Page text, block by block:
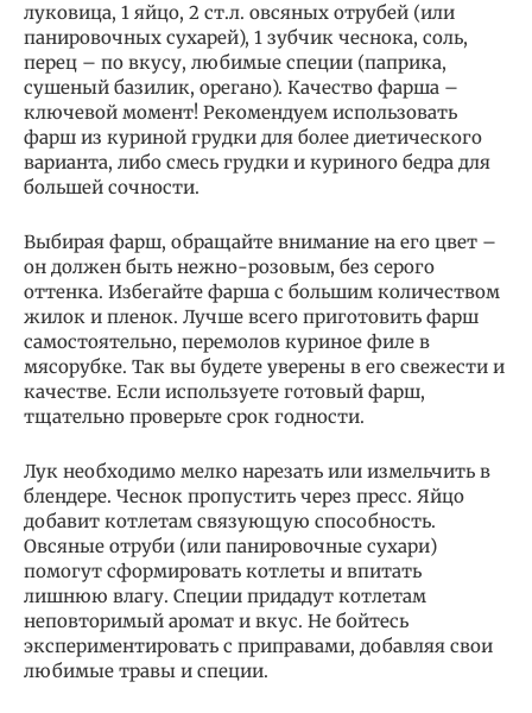
луковица, 1 яйцо, 2 ст.л. овсяных отрубей (или
панировочных сухарей), 1 зубчик чеснока, соль,
перец – по вкусу, любимые специи (паприка,
сушеный базилик, орегано). Качество фарша –
ключевой момент! Рекомендуем использовать
фарш из куриной грудки для более диетического
варианта, либо смесь грудки и куриного бедра для
большей сочности.
Выбирая фарш, обращайте внимание на его цвет –
он должен быть нежно-розовым, без серого
оттенка. Избегайте фарша с большим количеством
жилок и пленок. Лучше всего приготовить фарш
самостоятельно, перемолов куриное филе в
мясорубке. Так вы будете уверены в его свежести и
качестве. Если используете готовый фарш,
тщательно проверьте срок годности.
Лук необходимо мелко нарезать или измельчить в
блендере. Чеснок пропустить через пресс. Яйцо
добавит котлетам связующую способность.
Овсяные отруби (или панировочные сухари)
помогут сформировать котлеты и впитать
лишнюю влагу. Специи придадут котлетам
неповторимый аромат и вкус. Не бойтесь
экспериментировать с приправами, добавляя свои
любимые травы и специи.